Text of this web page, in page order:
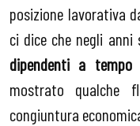
posizione lavorativa
ci dice che negli anni
dipendenti a tempo
mostrato qualche
congiuntura